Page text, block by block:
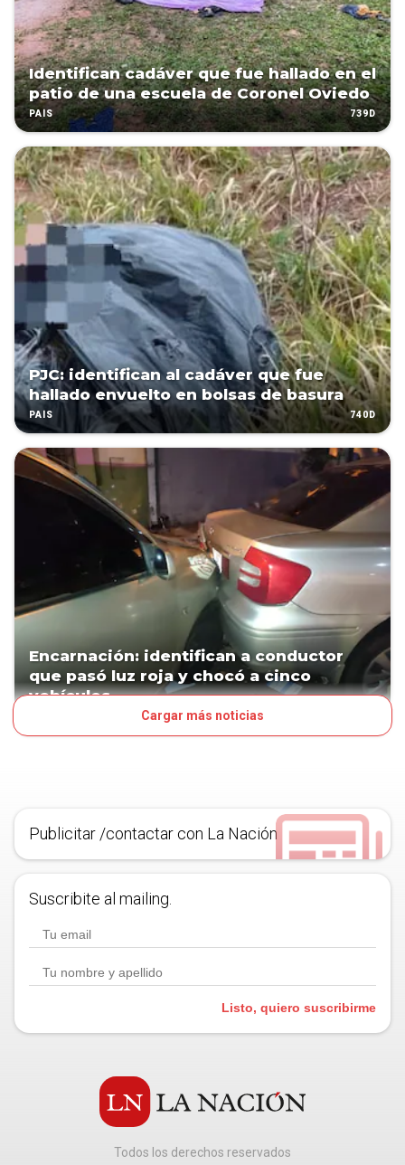
Identifican cadáver que fue hallado en el
patio de una escuela de Coronel Oviedo
PAÍS 739D
PJC: identifican al cadáver que fue
hallado envuelto en bolsas de basura
PAÍS 740D
Encarnación: identifican a conductor
que pasó luz roja y chocó a cinco
vehículos
Cargar más noticias
Publicitar /contactar con La Nación
Suscribite al mailing.
Listo, quiero suscribirme
Todos los derechos reservados